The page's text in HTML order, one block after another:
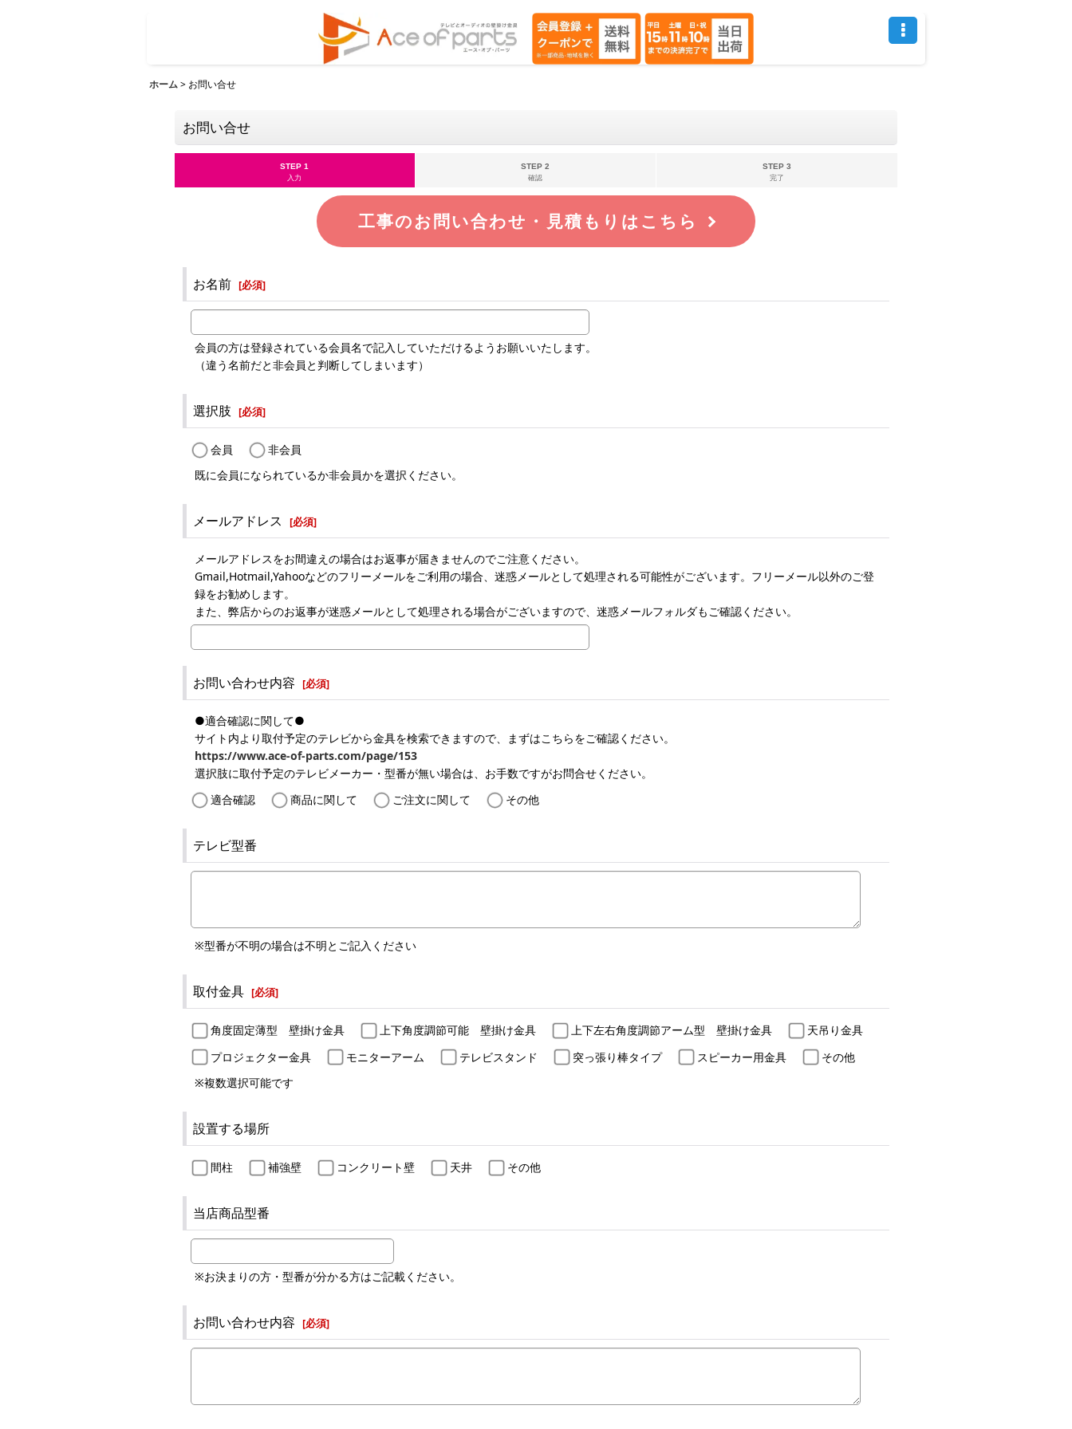
ホーム > お問い合せ
お問い合せ
STEP 1
入力
STEP 2
確認
STEP 3
完了
工事のお問い合わせ・見積もりはこちら
お名前 [必須]
会員の方は登録されている会員名で記入していただけるようお願いいたします。
（違う名前だと非会員と判断してしまいます）
選択肢 [必須]
会員
非会員
既に会員になられているか非会員かを選択ください。
メールアドレス [必須]
メールアドレスをお間違えの場合はお返事が届きませんのでご注意ください。
Gmail,Hotmail,Yahooなどのフリーメールをご利用の場合、迷惑メールとして処理される可能性がございます。フリーメール以外のご登
録をお勧めします。
また、弊店からのお返事が迷惑メールとして処理される場合がございますので、迷惑メールフォルダもご確認ください。
お問い合わせ内容 [必須]
●適合確認に関して●
サイト内より取付予定のテレビから金具を検索できますので、まずはこちらをご確認ください。
https://www.ace-of-parts.com/page/153
選択肢に取付予定のテレビメーカー・型番が無い場合は、お手数ですがお問合せください。
適合確認
商品に関して ご注文に関して その他
テレビ型番
※型番が不明の場合は不明とご記入ください
取付金具 [必須]
角度固定薄型 壁掛け金具 上下角度調節可能 壁掛け金具 上下左右角度調節アーム型 壁掛け金具
天吊り金具
プロジェクター金具
モニターアーム テレビスタンド 突っ張り棒タイプ スピーカー用金具
その他
※複数選択可能です
設置する場所
間柱 補強壁 コンクリート壁 天井 その他
当店商品型番
※お決まりの方・型番が分かる方はご記載ください。
お問い合わせ内容 [必須]